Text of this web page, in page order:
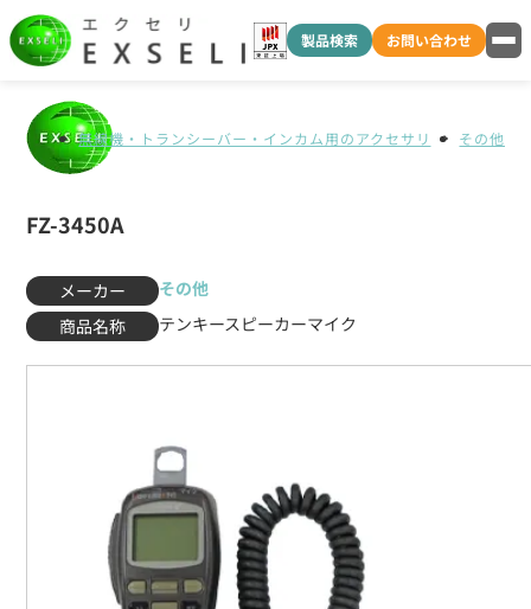
製品検索 お問い合わせ
無線機・トランシーバー・インカム用のアクセサリ その他
FZ-3450A
メーカー
その他
商品名称
テンキースピーカーマイク